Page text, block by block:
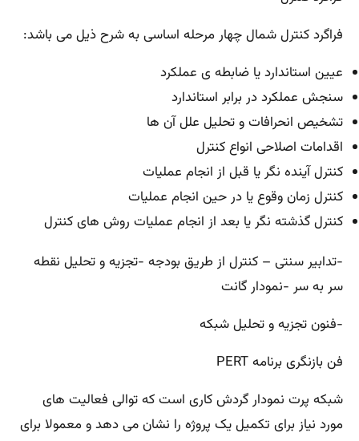
فراگرد کنترل شمال چهار مرحله اساسی به شرح ذیل می باشد:
عیین استاندارد یا ضابطه ی عملکرد
سنجش عملکرد در برابر استاندارد
تشخیص انحرافات و تحلیل علل آن ها
اقدامات اصلاحی انواع کنترل
کنترل آینده نگر یا قبل از انجام عملیات
کنترل زمان وقوع یا در حین انجام عملیات
کنترل گذشته نگر یا بعد از انجام عملیات روش های کنترل
-تدابیر سنتی – کنترل از طریق بودجه -تجزیه و تحلیل نقطه
سر به سر -نمودار گانت
-فنون تجزیه و تحلیل شبکه
فن بازنگری برنامه PERT
شبکه پرت نمودار گردش کاری است که توالی فعالیت های
مورد نیاز برای تکمیل یک پروژه را نشان می دهد و معمولا برای